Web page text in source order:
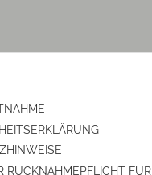
RÜCKNAHMEPFLICHT FÜR